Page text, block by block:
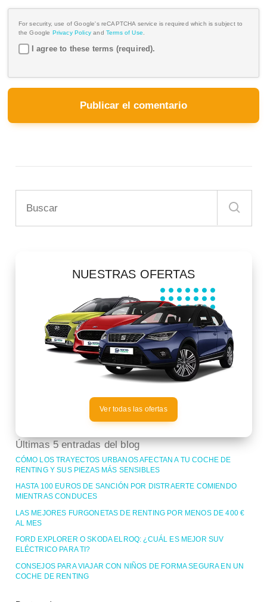
For security, use of Google's reCAPTCHA service is required which is subject to
the Google Privacy Policy and Terms of Use.
I agree to these terms (required).
NUESTRAS OFERTAS
Ver todas las ofertas
Últimas 5 entradas del blog
CÓMO LOS TRAYECTOS URBANOS AFECTAN A TU COCHE DE
RENTING Y SUS PIEZAS MÁS SENSIBLES
HASTA 100 EUROS DE SANCIÓN POR DISTRAERTE COMIENDO
MIENTRAS CONDUCES
LAS MEJORES FURGONETAS DE RENTING POR MENOS DE 400 €
AL MES
FORD EXPLORER O SKODA ELROQ: ¿CUÁL ES MEJOR SUV
ELÉCTRICO PARA TI?
CONSEJOS PARA VIAJAR CON NIÑOS DE FORMA SEGURA EN UN
COCHE DE RENTING